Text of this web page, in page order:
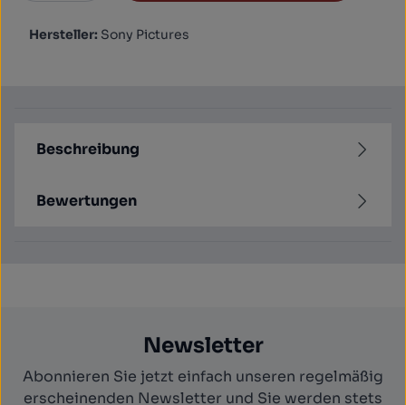
Hersteller: Sony Pictures
Beschreibung
Bewertungen
Newsletter
Abonnieren Sie jetzt einfach unseren regelmäßig
erscheinenden Newsletter und Sie werden stets